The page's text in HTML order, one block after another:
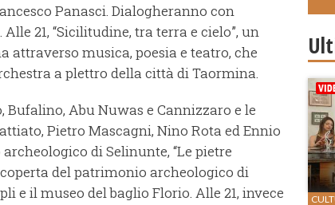
Panasci. Dialogheranno con
21, “Sicilitudine, tra terra e cielo”, un
musica, poesia e teatro, che
a plettro della città di Taormina.
Abu Nuwas e Cannizzaro e le
Pietro Mascagni, Nino Rota ed Ennio
di Selinunte, “Le pietre
del patrimonio archeologico di
e il museo del baglio Florio. Alle 21, invece